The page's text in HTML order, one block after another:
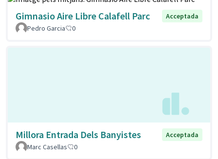
Gimnasio Aire Libre Calafell Parc
Acceptada
Pedro Garcia
0
Millora Entrada Dels Banyistes
Acceptada
Marc Casellas
0